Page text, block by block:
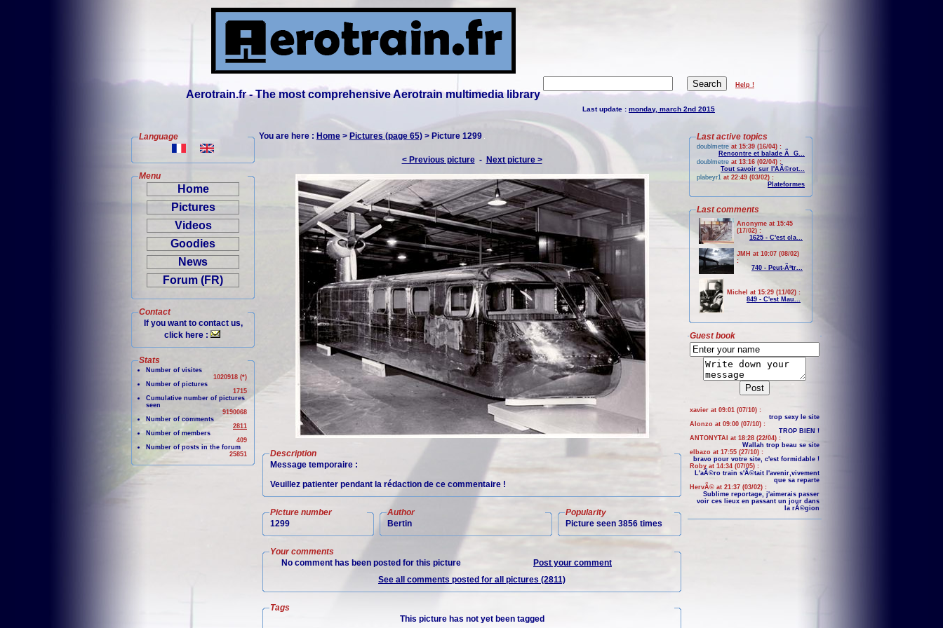
Aerotrain.fr - The most comprehensive Aerotrain multimedia library
Help !
Last update : monday, march 2nd 2015
Language
Menu
Home
Pictures
Videos
Goodies
News
Forum (FR)
Contact
If you want to contact us,
click here :
Stats
Number of visites
1020918 (*)
Number of pictures
1715
Cumulative number of pictures
seen
9190068
Number of comments
2811
Number of members
409
Number of posts in the forum
25851
You are here : Home > Pictures (page 65) > Picture 1299
< Previous picture- Next picture >
Description
Message temporaire :
Veuillez patienter pendant la rédaction de ce commentaire !
Picture number
1299
Author
Bertin
Popularity
Picture seen 3856 times
Your comments
No comment has been posted for this picture
Post your comment
See all comments posted for all pictures (2811)
Tags
This picture has not yet been tagged
Last active topics
doublmetre at 15:39 (16/04) :
Rencontre et balade Ã G...
doublmetre at 13:16 (02/04) :
Tout savoir sur l'AÃ©rot...
plabeyr1 at 22:49 (03/02) :
Plateformes
Last comments
Anonyme at 15:45
(17/02) :
1625 - C'est cla...
JMH at 10:07 (08/02)
:
740 - Peut-Ãªtr...
Michel at 15:29 (11/02) :
849 - C'est Mau...
Guest book
xavier at 09:01 (07/10) :
trop sexy le site
Alonzo at 09:00 (07/10) :
TROP BIEN !
ANTONYTAI at 18:28 (22/04) :
Wallah trop beau se site
elbazo at 17:55 (27/10) :
bravo pour votre site, c'est formidable !
Roby at 14:34 (07/05) :
L'aÃ©ro train s'Ã©tait l'avenir,vivement
que sa reparte
HervÃ© at 21:37 (03/02) :
Sublime reportage, j'aimerais passer
voir ces lieux en passant un jour dans
la rÃ©gion